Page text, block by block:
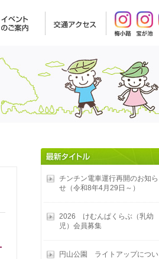
チンチン電車運行再開のお知ら
せ（令和8年4月29日～）
2026 けむんぱくらぶ（乳幼
児）会員募集
円山公園 ライトアップについ